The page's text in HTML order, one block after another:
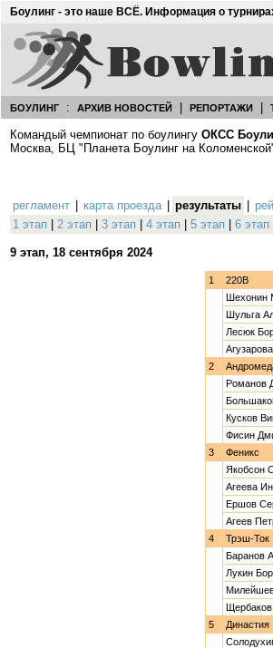
Боулинг - это наше ВСЁ. Информация о
БОУЛИНГ : АРХИВ НОВОСТЕЙ РЕПОРТАЖИ
Командый чемпионат по боулингу ОКСС
Москва, БЦ "Планета Боулинг на
регламент карта проезда результаты
1 этап
2 этап 3 этап 4 этап 5 этап 6 этап
9 этап, 18 сентября 2024
1 220В
Шехонин
Шульга
Лесюк
2
Романов
Кусков
Фисин
3
Феникс
Якобсон
Агеева
Ершов
Агеев
4
Трэш-Ток
Баранов
Лукин
Щербаков
5
Династия